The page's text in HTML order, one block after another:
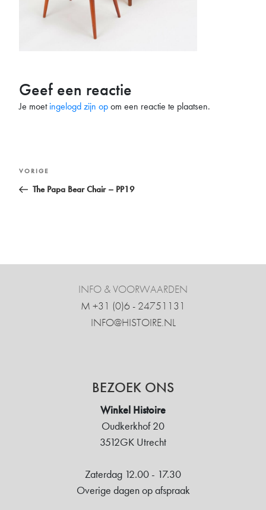
Geef een reactie
Je moetingelogd zijn opom een reactie te plaatsen.
Bericht
navigatie
Vorig
bericht
VORIGE
The Papa Bear Chair – PP19
INFO & VOORWAARDEN
M +31 ‍(0)6 - 24751131
INFO@HISTOIRE.NL
BEZOEK ONS
Winkel Histoire
Oudkerkhof 20
3512GK Utrecht
Zaterdag 12.00 - 17.30
Overige dagen op afspraak